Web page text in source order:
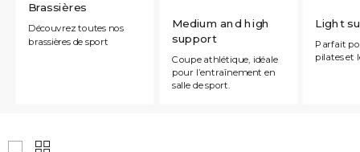
Brassières
Découvrez toutes nos
brassières de sport
Medium and high
support
Coupe athlétique, idéale
pour l’entraînement en
salle de sport.
Light
Parfait
pilates et